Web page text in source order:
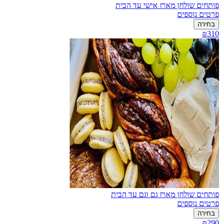
פותחים שולחן מארז אישי עד הבית
פרטים נוספים
בחירה
₪310
פותחים שולחן מארז גם וגם עד הבית
פרטים נוספים
בחירה